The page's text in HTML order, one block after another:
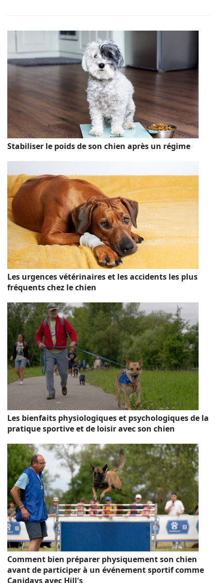
Stabiliser le poids de son chien après un régime
Les urgences vétérinaires et les accidents les plus
fréquents chez le chien
Les bienfaits physiologiques et psychologiques de la
pratique sportive et de loisir avec son chien
Comment bien préparer physiquement son chien
avant de participer à un événement sportif comme
Canidays avec Hill's